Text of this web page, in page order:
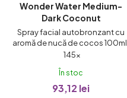
Wonder Water Medium-
Dark Coconut
Evaluarea
medie
produsului
145×
În stoc
93,12 lei
Spray facial autobronzant cu
aromă de nucă de cocos 100ml